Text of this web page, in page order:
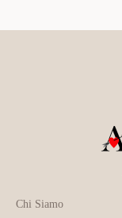
Chi Siamo